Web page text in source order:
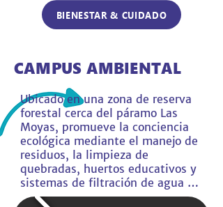
BIENESTAR & CUIDADO
CAMPUS AMBIENTAL
Ubicado en una zona de reserva
forestal cerca del páramo Las
Moyas, promueve la conciencia
ecológica mediante el manejo de
residuos, la limpieza de
quebradas, huertos educativos y
sistemas de filtración de agua
lluvia. A través de estas acciones,